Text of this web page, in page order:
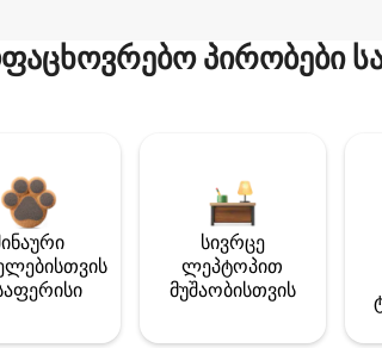
პირობები
სივრცე
ლეპტოპით
მუშაობისთვის